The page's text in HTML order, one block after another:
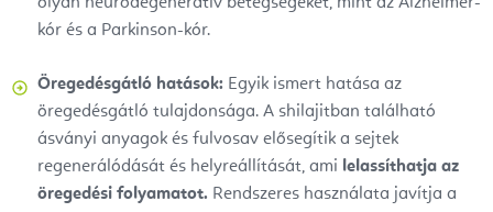
kór és a Parkinson-kór.
Öregedésgátló hatások: Egyik ismert hatása az
öregedésgátló tulajdonsága. A shilajitban található
ásványi anyagok és fulvosav elősegítik a sejtek
regenerálódását és helyreállítását, ami lelassíthatja az
öregedési folyamatot. Rendszeres használata javítja a